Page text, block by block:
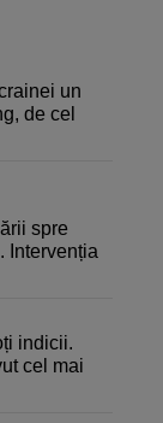
un
de cel
spre
Intervenția
indicii.
cel mai